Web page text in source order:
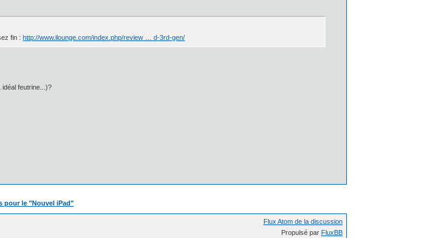
fin : http://www.ilounge.com/index.php/review … d-3rd-gen/
idéal feutrine...)?
pour le "Nouvel iPad"
Flux Atom de la discussion
Propulsé par FluxBB